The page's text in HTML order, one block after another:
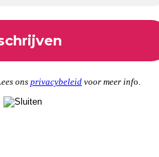
ons privacybeleidvoor meer info.